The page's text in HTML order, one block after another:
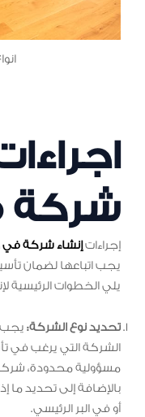
شركة
إجراءات إنشاء شركة في
يجب اتباعها لضمان
يلي الخطوات الرئيسية
تحديد نوع الشركة: يجب
الشركة التي يرغب في
مسؤولية محدودة،
بالإضافة إلى تحديد
أو في البر الرئيسي.